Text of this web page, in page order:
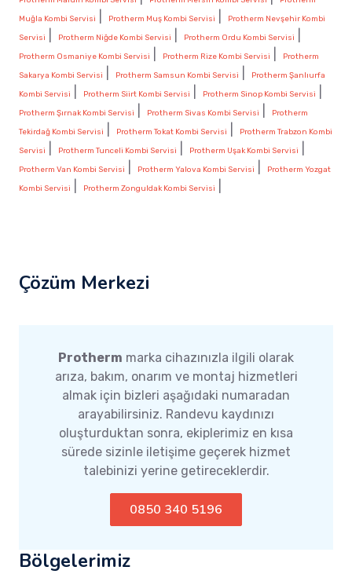
Muğla Kombi Servisi
Protherm Muş Kombi Servisi
Protherm Nevşehir Kombi
Servisi
Protherm Niğde Kombi Servisi Protherm Ordu Kombi Servisi
Protherm Osmaniye Kombi Servisi Protherm Rize Kombi Servisi
Protherm
Sakarya Kombi Servisi
Protherm Samsun Kombi Servisi
Protherm Şanlıurfa
Kombi Servisi
Protherm Siirt Kombi Servisi Protherm Sinop Kombi Servisi
Protherm Şırnak Kombi Servisi Protherm Sivas Kombi Servisi
Protherm
Tekirdağ Kombi Servisi
Protherm Tokat Kombi Servisi
Protherm Trabzon Kombi
Servisi
Protherm Tunceli Kombi Servisi Protherm Uşak Kombi Servisi
Protherm Van Kombi Servisi Protherm Yalova Kombi Servisi
Protherm Yozgat
Kombi Servisi
Protherm Zonguldak Kombi Servisi
Çözüm Merkezi
Protherm marka cihazınızla ilgili olarak
arıza, bakım, onarım ve montaj hizmetleri
almak için bizleri aşağıdaki numaradan
arayabilirsiniz. Randevu kaydınızı
oluşturduktan sonra, ekiplerimiz en kısa
sürede sizinle iletişime geçerek hizmet
talebinizi yerine getireceklerdir.
0850 340 5196
Bölgelerimiz